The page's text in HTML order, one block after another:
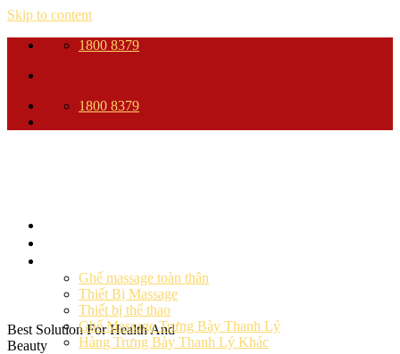
Skip to content
1800 8379
1800 8379
Best Solution For Health And
Beauty
Ghế massage toàn thân
Thiết Bị Massage
Thiết bị thể thao
Ghế Massage Trưng Bày Thanh Lý
Hàng Trưng Bày Thanh Lý Khác